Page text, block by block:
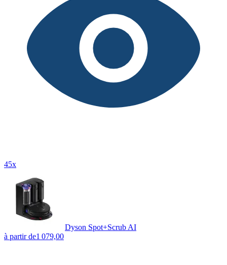
45x
Dyson Spot+Scrub AI
à partir de1 079,00